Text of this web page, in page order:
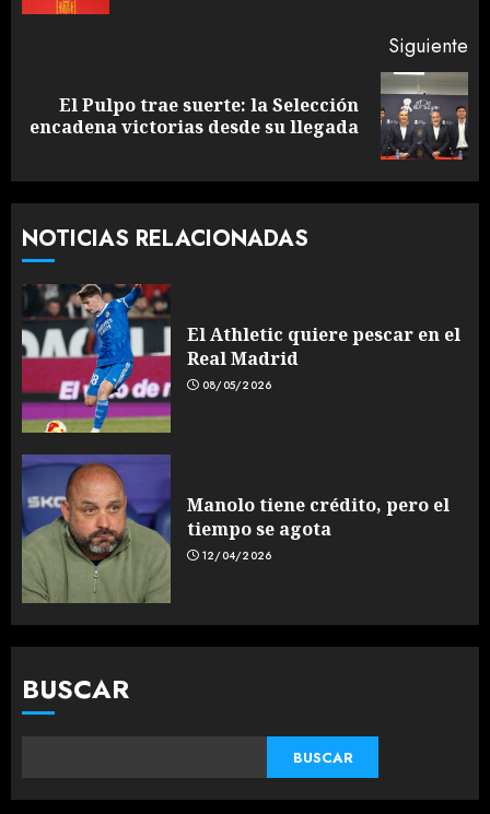
Siguiente
Siguiente
entrada:
El Pulpo trae suerte: la Selección
encadena victorias desde su llegada
NOTICIAS RELACIONADAS
El Athletic quiere pescar en el
Real Madrid
08/05/2026
Manolo tiene crédito, pero el
tiempo se agota
12/04/2026
BUSCAR
BUSCAR